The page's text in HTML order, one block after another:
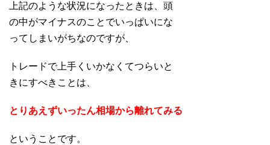
上記のような状況になったときは、頭
の中がマイナスのことでいっぱいにな
ってしまいがちなのですが、
トレードで上手くいかなくてつらいと
きにすべきことは、
とりあえずいったん相場から離れてみる
ということです。